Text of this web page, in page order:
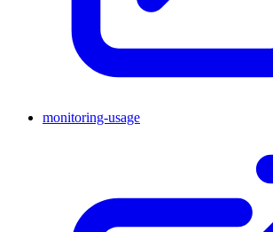
monitoring-usage